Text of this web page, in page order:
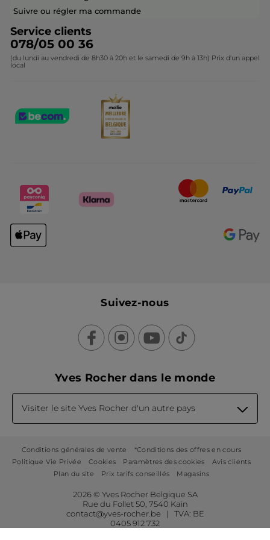
Contactez-nous
Suivre ou régler ma commande
Service clients
078/05 00 36
(du lundi au vendredi de 8h30 à 20h et le samedi de 9h à 13h) Prix d'un appel
local
Suivez-nous
Yves Rocher dans le monde
Visiter le site Yves Rocher d'un autre pays
Conditions générales de vente
*Conditions des offres en cours
Politique Vie Privée
Cookies Paramètres des cookies
Avis clients
Plan du site
Prix tarifs conseillés Magasins
2026 © Yves Rocher Belgique SA
Rue du Follet 50, 7540 Kain
contact@yves-rocher.be | TVA: BE
0405 912 732